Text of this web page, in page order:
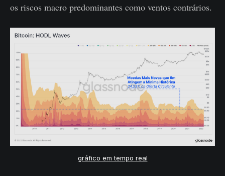
os riscos macro predominantes como ventos contrários.
gráfico em tempo real